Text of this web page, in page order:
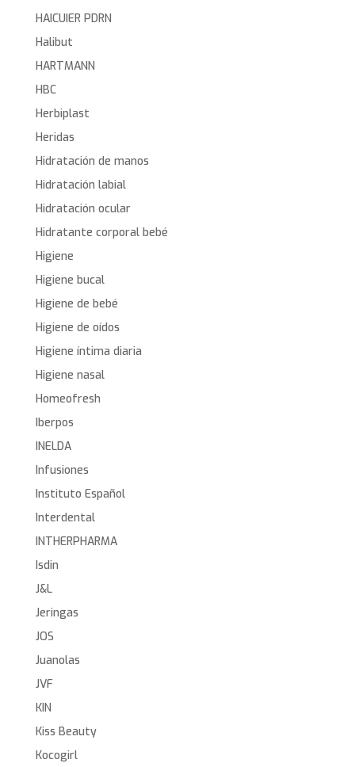
HAICUIER PDRN
Halibut
HARTMANN
HBC
Herbiplast
Heridas
Hidratación de manos
Hidratación labial
Hidratación ocular
Hidratante corporal bebé
Higiene
Higiene bucal
Higiene de bebé
Higiene de oídos
Higiene íntima diaria
Higiene nasal
Homeofresh
Iberpos
INELDA
Infusiones
Instituto Español
Interdental
INTHERPHARMA
Isdin
J&L
Jeringas
JOS
Juanolas
JVF
KIN
Kiss Beauty
Kocogirl